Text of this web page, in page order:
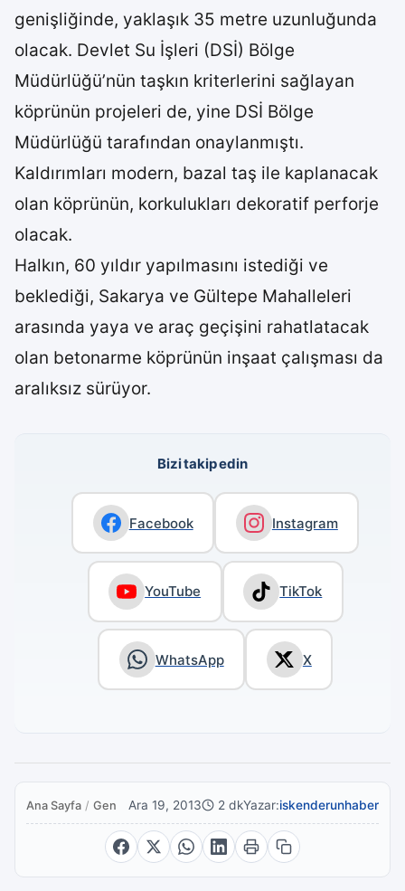
genişliğinde, yaklaşık 35 metre uzunluğunda
olacak. Devlet Su İşleri (DSİ) Bölge
Müdürlüğü’nün taşkın kriterlerini sağlayan
köprünün projeleri de, yine DSİ Bölge
Müdürlüğü tarafından onaylanmıştı.
Kaldırımları modern, bazal taş ile kaplanacak
olan köprünün, korkulukları dekoratif perforje
olacak.
Halkın, 60 yıldır yapılmasını istediği ve
beklediği, Sakarya ve Gültepe Mahalleleri
arasında yaya ve araç geçişini rahatlatacak
olan betonarme köprünün inşaat çalışması da
aralıksız sürüyor.
Bizi takip edin
Facebook Instagram
YouTube TikTok
WhatsApp X
Ana Sayfa / Genel Ara 19, 2013 2 dkYazar:iskenderunhaber